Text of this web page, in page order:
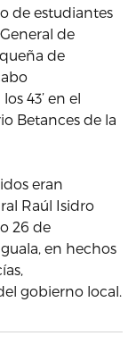
de estudiantes
de
de
43’ en el
Betances de la
eran
Raúl Isidro
26 de
en hechos
gobierno local.